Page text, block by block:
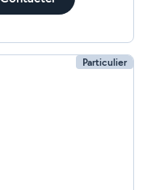
Particulier